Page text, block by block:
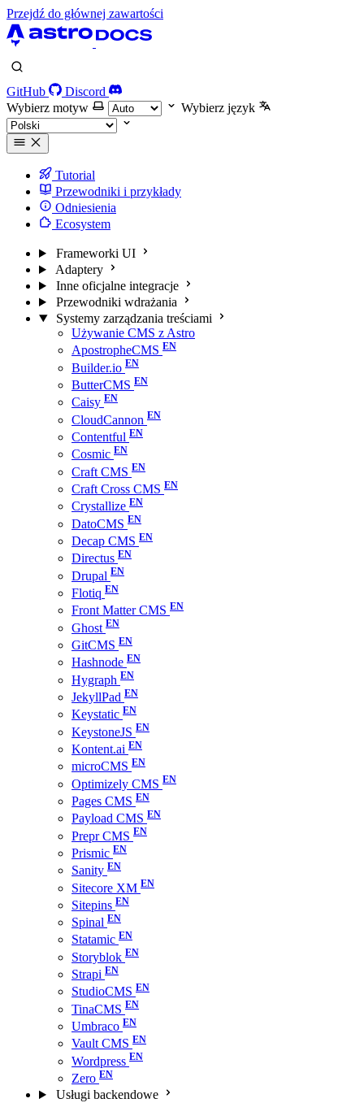
Przejdź do głównej zawartości
GitHub
Discord
Wybierz motyw
Wybierz język
Tutorial
Przewodniki i przykłady
Odniesienia
Ecosystem
Frameworki UI
Adaptery
Inne oficjalne integracje
Przewodniki wdrażania
Systemy zarządzania treściami
Używanie CMS z Astro
ApostropheCMS
Builder.io
ButterCMS
Caisy
CloudCannon
Contentful
Cosmic
Craft CMS
Craft Cross CMS
Crystallize
DatoCMS
Decap CMS
Directus
Drupal
Flotiq
Front Matter CMS
Ghost
GitCMS
Hashnode
Hygraph
JekyllPad
Keystatic
KeystoneJS
Kontent.ai
microCMS
Optimizely CMS
Pages CMS
Payload CMS
Prepr CMS
Prismic
Sanity
Sitecore XM
Sitepins
Spinal
Statamic
Storyblok
Strapi
StudioCMS
TinaCMS
Umbraco
Vault CMS
Wordpress
Zero
Usługi backendowe